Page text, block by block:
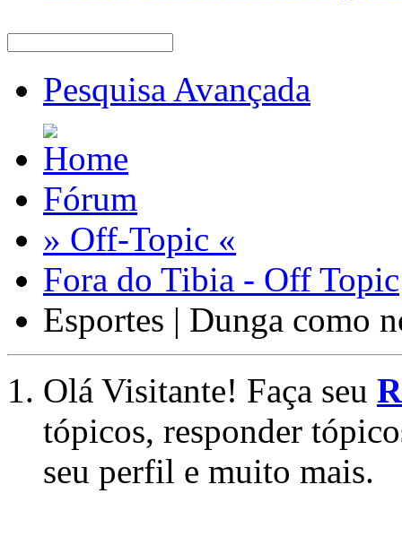
Pesquisa Avançada
Fórum
» Off-Topic «
Fora do Tibia - Off Topic
Esportes | Dunga como
Olá Visitante! Faça seu
tópicos, responder
seu perfil e muito mais.